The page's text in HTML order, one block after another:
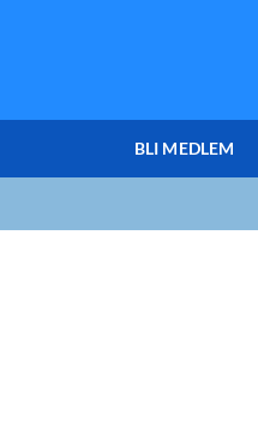
BLI MEDLEM